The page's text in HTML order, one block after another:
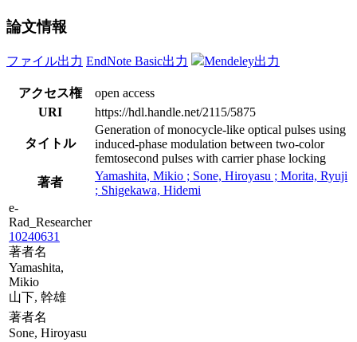
論文情報
ファイル出力 EndNote Basic出力 Mendeley出力
アクセス権
open access
URI
https://hdl.handle.net/2115/5875
タイトル
Generation of monocycle-like optical pulses using
induced-phase modulation between two-color
femtosecond pulses with carrier phase locking
著者
Yamashita, Mikio ; Sone, Hiroyasu ; Morita, Ryuji
; Shigekawa, Hidemi
e-
Rad_Researcher
10240631
著者名
Yamashita,
Mikio
山下, 幹雄
著者名
Sone, Hiroyasu